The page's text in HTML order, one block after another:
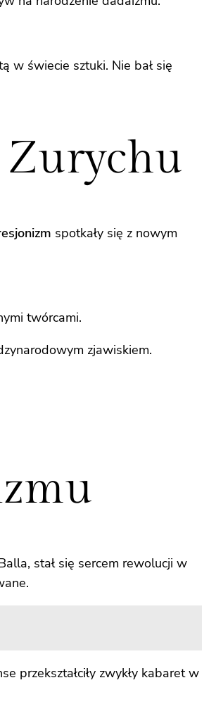
w świecie sztuki. Nie bał się
Zurychu
spotkały się z nowym
twórcami.
zjawiskiem.
stał się sercem rewolucji w
przekształciły zwykły kabaret w